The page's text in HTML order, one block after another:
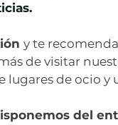
y te
de visitar
lugares de ocio y
del